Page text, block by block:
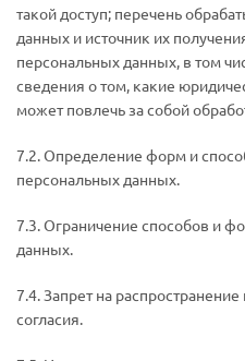
такой доступ; перечень
данных и источник их
персональных данных, в том
сведения о том, какие
может повлечь за собой
7.2. Определение форм и
персональных данных.
7.3. Ограничение способов и
данных.
7.4. Запрет на
согласия.